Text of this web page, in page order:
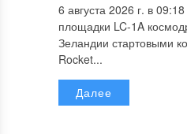
6 августа 2026 г. в
площадки LC-1A
Зеландии стартовыми
Rocket...
Далее